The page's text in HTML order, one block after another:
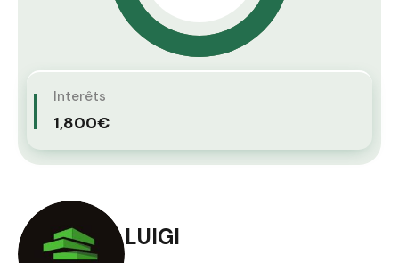
Interêts
1,800€
LUIGI